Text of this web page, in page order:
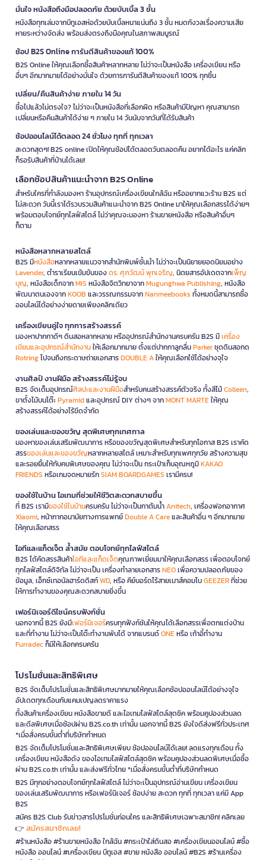
มั่นใจ หนังสือถึงมือปลอดภัย ด้วยบับเบิ้ล 3 ชั้น
หนังสือทุกเล่มจากบีทูเอสห่อด้วยบับเบิ้ลหนาแน่นถึง 3 ชั้น หมดกังวลเรื่องความเสีย
หายระหว่างจัดส่ง พร้อมส่งตรงถึงมือคุณในสภาพสมบูรณ์
ช้อป B2S Online การันตีสินค้าของแท้ 100%
B2S Online ให้คุณเลือกซื้อสินค้าหลากหลาย ไม่ว่าจะเป็นหนังสือ เครื่องเขียน หรือ
อื่นๆ อีกมากมายได้อย่างมั่นใจ ด้วยการการันตีสินค้าของแท้ 100% ทุกชิ้น
เปลี่ยน/คืนสินค้าง่าย ภายใน 14 วัน
ซื้อไปแล้วไม่ตรงใจ? ไม่ว่าจะเป็นหนังสือที่เลือกผิด หรือสินค้ามีปัญหา คุณสามารถ
เปลี่ยนหรือคืนสินค้าได้ง่าย ๆ ภายใน 14 วันนับจากวันที่ได้รับสินค้า
ช้อปออนไลน์ได้ตลอด 24 ชั่วโมง ทุกที่ ทุกเวลา
สะดวกสุดๆ! B2S online เปิดให้คุณช้อปได้ตลอดวันตลอดคืน อยากได้อะไร แค่คลิก
ก็รอรับสินค้าที่บ้านได้เลย!
เลือกช้อปสินค้าแนะนำจาก B2S Online
สำหรับใครที่กำลังมองหา ร้านอุปกรณ์เครื่องเขียนใกล้ฉัน หรืออยากแวะร้าน B2S แต่
ไม่สะดวก วันนี้เราได้รวบรวมสินค้าแนะนำจาก B2S Online มาให้คุณเลือกสรรได้ง่ายๆ
พร้อมตอบโจทย์ทุกไลฟ์สไตล์ ไม่ว่าคุณจะมองหา ร้านขายหนังสือ หรือสินค้าอื่นๆ
ก็ตาม
หนังสือหลากหลายสไตล์
B2S มีหนังสือหลากหลายแนวจากสำนักพิมพ์ชั้นนำ ไม่ว่าจะเป็นนิยายยอดนิยมอย่าง
Lavender, ตำราเรียนเข้มข้นของดร. ศุภวัฒน์ พุกเจริญ, นิตยสารอัปเดตจากเพ็ญ
บุญ, หนังสือเด็กจากMIS หนังสือจิตวิทยาจากMugunghwa Publishing, หนังสือ
พัฒนาตนเองจากKOOB และวรรณกรรมจากNanmeebooks ทั้งหมดนี้สามารถซื้อ
ออนไลน์ได้อย่างง่ายดายเพียงคลิกเดียว
เครื่องเขียนคู่ใจ ทุกการสร้างสรรค์
มองหาปากกาดีๆ ดินสอหลากหลาย หรืออุปกรณ์สำนักงานครบครัน B2S มีเครื่อง
เขียนและอุปกรณ์สำนักงานให้เลือกมากมาย ตั้งแต่ปากกาลูกลื่นParkerชุดดินสอกด
Rotringไปจนถึงกระดาษถ่ายเอกสารDOUBLE Aให้คุณเลือกใช้ได้อย่างจุใจ
งานศิลป์ งานฝีมือ สร้างสรรค์ไม่รู้จบ
B2S จัดเต็มอุปกรณ์ศิลปะและงานฝีมือสำหรับคนสร้างสรรค์ตัวจริง ทั้งสีไม้Colleen,
ขาตั้งไม้บนโต๊ะPyramidและอุปกรณ์ DIY ต่างๆ จากMONT MARTEให้คุณ
สร้างสรรค์ได้อย่างไร้ขีดจำกัด
ของเล่นและของขวัญ สุดพิเศษทุกเทศกาล
มองหาของเล่นเสริมพัฒนาการ หรือของขวัญสุดพิเศษสำหรับทุกโอกาส B2S เราคัด
สรรของเล่นและของขวัญหลากหลายสไตล์ เหมาะสำหรับทุกเพศทุกวัย สร้างความสุข
และรอยยิ้มให้กับคนพิเศษของคุณ ไม่ว่าจะเป็น กระเป๋าเก็บอุณหภูมิKAKAO
FRIENDS หรือเกมจดหมายรักSIAM BOARDGAMES เรามีครบ!
ของใช้ในบ้าน ไอเทมที่ช่วยให้ชีวิตสะดวกสบายขึ้น
ที่ B2S เรามีของใช้ในบ้านครบครัน ไม่ว่าจะเป็นกาต้มน้ำAnitech, เครื่องฟอกอากาศ
Xiaomi, หน้ากากอนามัยทางการแพทย์Double A Careและสินค้าอื่น ๆ อีกมากมาย
ให้คุณเลือกสรร
ไอทีและแก็ดเจ็ต ล้ำสมัย ตอบโจทย์ทุกไลฟ์สไตล์
B2S ได้คัดสรรสินค้าไอทีและแก็ดเจ็ตคุณภาพเยี่ยมมาให้คุณเลือกสรร เพื่อตอบโจทย์
ทุกไลฟ์สไตล์ดิจิทัล ไม่ว่าจะเป็น เครื่องทำลายเอกสารNEOเพื่อความปลอดภัยของ
ข้อมูล, เอ็กซ์เทอนัลฮาร์ดดิสก์WD, หรือ คีย์บอร์ดไร้สายเมาส์คอมโบGEEZERที่ช่วย
ให้การทำงานของคุณสะดวกสบายยิ่งขึ้น
เฟอร์นิเจอร์ดีไซน์ครบฟังก์ชั่น
นอกจากนี้ B2S ยังมีเฟอร์นิเจอร์ครบทุกฟังก์ชันให้คุณได้เลือกสรรเพื่อตกแต่งบ้าน
และที่ทำงาน ไม่ว่าจะเป็นโต๊ะทำงานพับได้ จากแบรนด์ONEหรือ เก้าอี้ทำงาน
Furradecก็มีให้เลือกครบครัน
โปรโมชั่นและสิทธิพิเศษ
B2S จัดเต็มโปรโมชั่นและสิทธิพิเศษมากมายให้คุณเลือกช้อปออนไลน์ได้อย่างจุใจ
อัปเดตทุกเดือนกับแคมเปญลดราคาแรง
ทั้งสินค้าเครื่องเขียน หนังสือขายดี และไอเทมไลฟ์สไตล์สุดชิค พร้อมคูปองส่วนลด
และดีลพิเศษเมื่อช้อปผ่าน B2S.co.th เท่านั้น นอกจากนี้ B2S ยังใจดีส่งฟรีทั่วประเทศ
*เมื่อสั่งครบขั้นต่ำที่บริษัทกำหนด
B2S จัดเต็มโปรโมชั่นและสิทธิพิเศษเพียบ ช้อปออนไลน์ได้เลย! ลดแรงทุกเดือน ทั้ง
เครื่องเขียน หนังสือดัง ของไอเทมไลฟ์สไตล์สุดชิค พร้อมคูปองส่วนลดพิเศษเมื่อซื้อ
ผ่าน B2S.co.th เท่านั้น และส่งฟรีทั่วไทย *เมื่อสั่งครบขั้นต่ำที่บริษัทกำหนด
B2S มีทุกอย่างตอบโจทย์ทุกไลฟ์สไตล์ ไม่ว่าจะเป็นอุปกรณ์อ่านเขียน เครื่องเขียน
ของเล่นเสริมพัฒนาการ หรือเฟอร์นิเจอร์ ช้อปง่าย สะดวก ทุกที่ ทุกเวลา แค่มี App
B2S
สมัคร B2S Club รับข่าวสารโปรโมชั่นก่อนใคร และสิทธิพิเศษเฉพาะสมาชิก! คลิกเลย
👉 สมัครสมาชิกเลย!
#ร้านหนังสือ #ร้านขายหนังสือ ใกล้ฉัน #กระเป๋าใส่ดินสอ #เครื่องเขียนออนไลน์ #ซื้อ
หนังสือ ออนไลน์ #เครื่องเขียน บีทูเอส #ขาย หนังสือ ออนไลน์ #B2S #ร้านเครื่อง